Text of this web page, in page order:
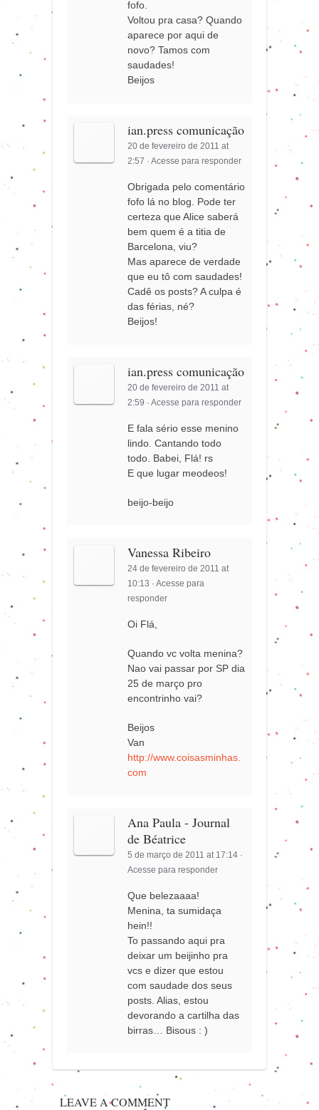
fofo.
Voltou pra casa? Quando
aparece por aqui de
novo? Tamos com
saudades!
Beijos
ian.press comunicação
20 de fevereiro de 2011 at
2:57 ·Acesse para responder
Obrigada pelo comentário
fofo lá no blog. Pode ter
certeza que Alice saberá
bem quem é a titia de
Barcelona, viu?
Mas aparece de verdade
que eu tô com saudades!
Cadê os posts? A culpa é
das férias, né?
Beijos!
ian.press comunicação
20 de fevereiro de 2011 at
2:59 ·Acesse para responder
E fala sério esse menino
lindo. Cantando todo
todo. Babei, Flá! rs
E que lugar meodeos!
beijo-beijo
Vanessa Ribeiro
24 de fevereiro de 2011 at
10:13 ·Acesse para
responder
Oi Flá,
Quando vc volta menina?
Nao vai passar por SP dia
25 de março pro
encontrinho vai?
Beijos
Van
http://www.coisasminhas.
com
Ana Paula - Journal
de Béatrice
5 de março de 2011 at 17:14 ·
Acesse para responder
Que belezaaaa!
Menina, ta sumidaça
hein!!
To passando aqui pra
deixar um beijinho pra
vcs e dizer que estou
com saudade dos seus
posts. Alias, estou
devorando a cartilha das
birras… Bisous : )
LEAVE A COMMENT